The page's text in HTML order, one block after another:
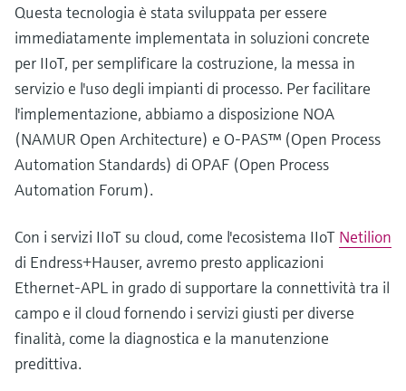
Questa tecnologia è stata sviluppata per essere
immediatamente implementata in soluzioni concrete
per IIoT, per semplificare la costruzione, la messa in
servizio e l'uso degli impianti di processo. Per facilitare
l'implementazione, abbiamo a disposizione NOA
(NAMUR Open Architecture) e O-PAS™ (Open Process
Automation Standards) di OPAF (Open Process
Automation Forum).
Con i servizi IIoT su cloud, come l'ecosistema IIoT Netilion
di Endress+Hauser, avremo presto applicazioni
Ethernet-APL in grado di supportare la connettività tra il
campo e il cloud fornendo i servizi giusti per diverse
finalità, come la diagnostica e la manutenzione
predittiva.